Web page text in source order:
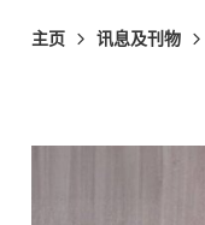
主页 讯息及刊物